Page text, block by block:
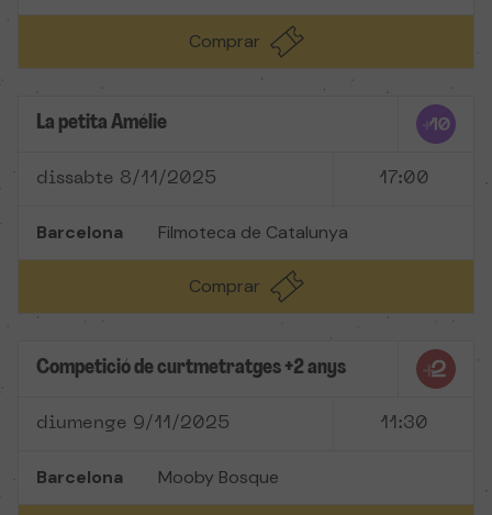
Comprar
La petita Amélie
dissabte 8/11/2025 17:00
Barcelona Filmoteca de Catalunya
Comprar
Competició de curtmetratges +2 anys
diumenge 9/11/2025 11:30
Barcelona Mooby Bosque